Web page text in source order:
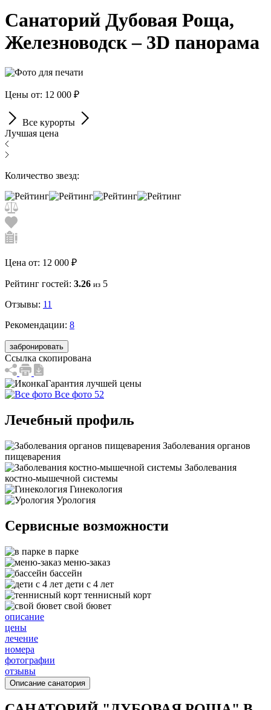
Санаторий Дубовая Роща,
Железноводск – 3D панорама
Цены от: 12 000 ₽
Все курорты
Лучшая цена
Количество звезд:
Цена от: 12 000 ₽
Рейтинг гостей: 3.26 из 5
Отзывы: 11
Рекомендации: 8
забронировать
Ссылка скопирована
Гарантия лучшей цены
Все фото 52
Лечебный профиль
Заболевания органов
пищеварения
Заболевания
костно-мышечной системы
Гинекология
Урология
Сервисные возможности
в парке
меню-заказ
бассейн
дети с 4 лет
теннисный корт
свой бювет
описание
цены
лечение
номера
фотографии
отзывы
Описание санатория